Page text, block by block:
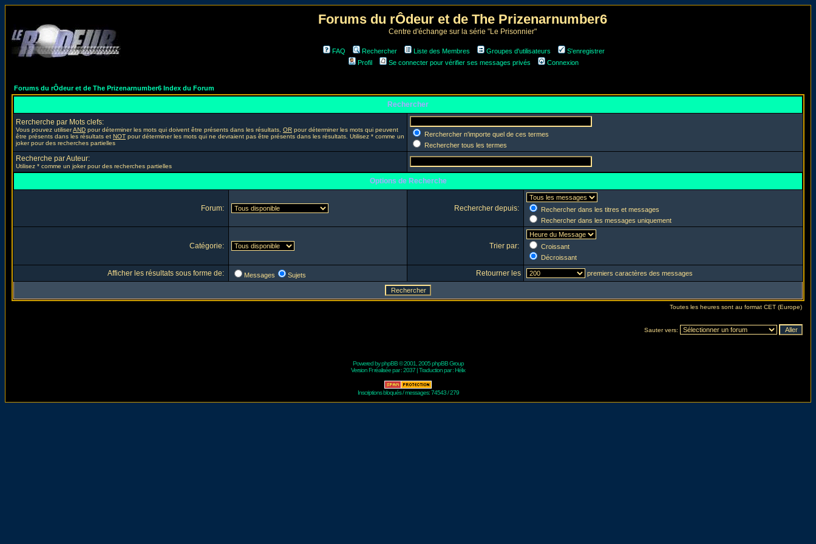
Forums du rÔdeur et de The Prizenarnumber6
Centre d'échange sur la série "Le Prisonnier"
FAQ Rechercher Liste des Membres Groupes d'utilisateurs
S'enregistrer
Profil
Se connecter pour vérifier ses messages privés Connexion
Forums du rÔdeur et de The Prizenarnumber6 Index du Forum
Rechercher
Rercherche par Mots clefs:
Vous pouvez utiliserAND pour déterminer les mots qui doivent être présents dans les résultats, OR pour déterminer les mots qui peuvent
être présents dans les résultats et NOT pour déterminer les mots qui ne devraient pas être présents dans les résultats. Utilisez * comme un
joker pour des recherches partielles
Rerchercher n'importe quel de ces termes
Rechercher tous les termes
Recherche par Auteur:
Utilisez * comme un joker pour des recherches partielles
Options de Recherche
Forum: Rechercher depuis:
Rechercher dans les titres et messages
Rechercher dans les messages uniquement
Catégorie: Trier par:
Croissant
Décroissant
Afficher les résultats sous forme de: Messages Sujets Retourner les premiers caractères des messages
Toutes les heures sont au format CET (Europe)
Sauter vers:
Powered byphpBB© 2001, 2005 phpBB Group
Version Fr réalisée par :2037 | Traduction par :Hélix
Inscriptions bloqués / messages: 74543 / 279